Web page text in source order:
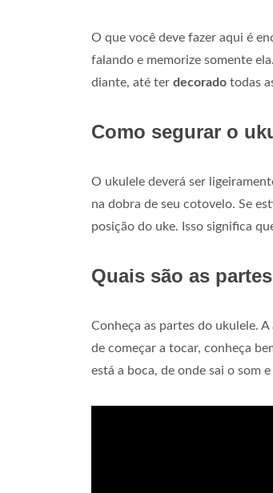
O que você deve fazer aqui é
falando e memorize somente
diante, até ter decorado todas
Como segurar o
O ukulele deverá ser
na dobra de seu cotovelo. Se
posição do uke. Isso significa
Quais são as
Conheça as partes do ukulele.
de começar a tocar, conheça
está a boca, de onde sai o som